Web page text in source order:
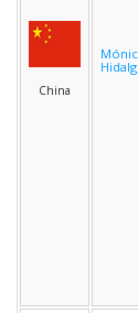
China